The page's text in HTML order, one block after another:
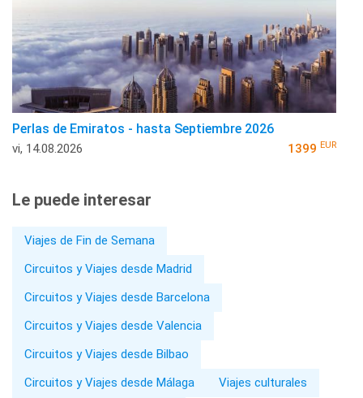
Perlas de Emiratos - hasta Septiembre 2026
vi, 14.08.2026 1399 EUR
Le puede interesar
Viajes de Fin de Semana
Circuitos y Viajes desde Madrid
Circuitos y Viajes desde Barcelona
Circuitos y Viajes desde Valencia
Circuitos y Viajes desde Bilbao
Circuitos y Viajes desde Málaga
Viajes culturales